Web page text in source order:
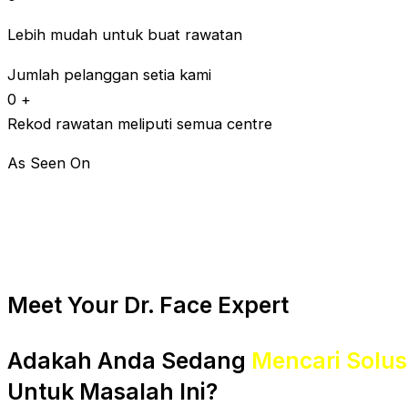
Lebih mudah untuk buat rawatan
Jumlah pelanggan setia kami
0 +
Rekod rawatan meliputi semua centre
As Seen On
Meet Your Dr. Face Expert
Adakah Anda Sedang Mencari
Untuk Masalah Ini?